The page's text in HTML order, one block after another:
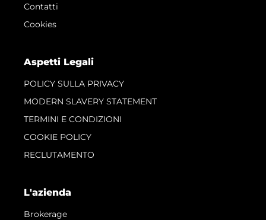
Contatti
Cookies
Aspetti Legali
POLICY SULLA PRIVACY
MODERN SLAVERY STATEMENT
TERMINI E CONDIZIONI
COOKIE POLICY
RECLUTAMENTO
L'azienda
Brokerage